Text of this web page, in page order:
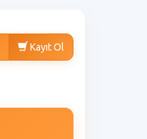
Kayıt Ol